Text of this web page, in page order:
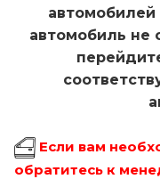
автомобилей
автомобиль не
Если вам
обратитесь к